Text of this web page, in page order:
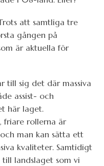
att samtliga tre
gången på
är aktuella för
till sig det där massiva
assist- och
här laget.
friare rollerna är
man kan sätta ett
kvaliteter. Samtidigt
landslaget som vi